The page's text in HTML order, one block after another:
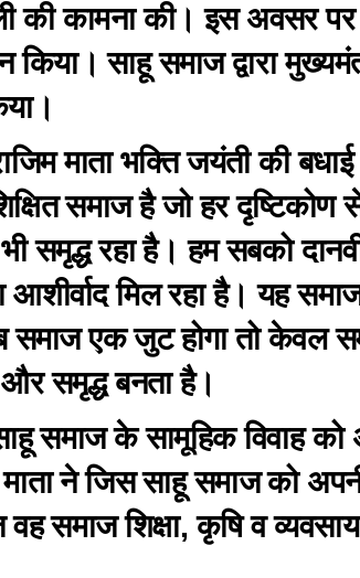
की कामना की। इस अवसर
किया। साहू समाज द्वारा
माता भक्ति जयंती की
समाज है जो हर दृष्टिकोण
समृद्ध रहा है। हम सबको
आशीर्वाद मिल रहा है। यह
समाज एक जुट होगा तो केवल
समृद्ध बनता है।
समाज के सामूहिक विवाह
माता ने जिस साहू समाज को
समाज शिक्षा, कृषि व व्यवसाय